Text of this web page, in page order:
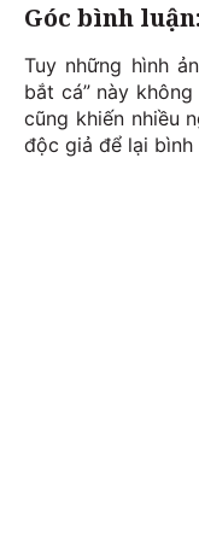
Góc bình
Tuy những hình
bắt cá” này
cũng khiến nhiều
độc giả để lại bình